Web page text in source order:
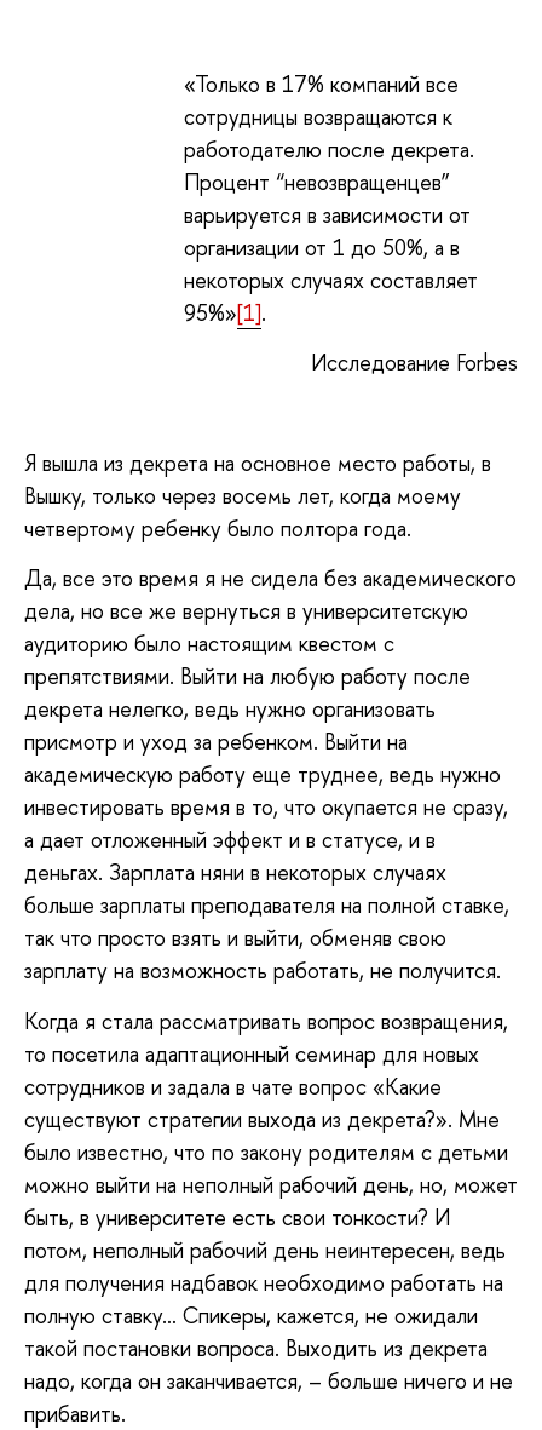
«Только в 17% компаний все
сотрудницы возвращаются к
работодателю после декрета.
Процент “невозвращенцев”
варьируется в зависимости от
организации от 1 до 50%, а в
некоторых случаях составляет
95%»[1].
Исследование Forbes
Я вышла из декрета на основное место работы, в
Вышку, только через восемь лет, когда моему
четвертому ребенку было полтора года.
Да, все это время я не сидела без академического
дела, но все же вернуться в университетскую
аудиторию было настоящим квестом с
препятствиями. Выйти на любую работу после
декрета нелегко, ведь нужно организовать
присмотр и уход за ребенком. Выйти на
академическую работу еще труднее, ведь нужно
инвестировать время в то, что окупается не сразу,
а дает отложенный эффект и в статусе, и в
деньгах. Зарплата няни в некоторых случаях
больше зарплаты преподавателя на полной ставке,
так что просто взять и выйти, обменяв свою
зарплату на возможность работать, не получится.
Когда я стала рассматривать вопрос возвращения,
то посетила адаптационный семинар для новых
сотрудников и задала в чате вопрос «Какие
существуют стратегии выхода из декрета?». Мне
было известно, что по закону родителям с детьми
можно выйти на неполный рабочий день, но, может
быть, в университете есть свои тонкости? И
потом, неполный рабочий день неинтересен, ведь
для получения надбавок необходимо работать на
полную ставку… Спикеры, кажется, не ожидали
такой постановки вопроса. Выходить из декрета
надо, когда он заканчивается, – больше ничего и не
прибавить.